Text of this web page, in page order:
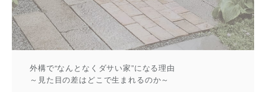
外構で“なんとなくダサい家”になる理由
～見た目の差はどこで生まれるのか～